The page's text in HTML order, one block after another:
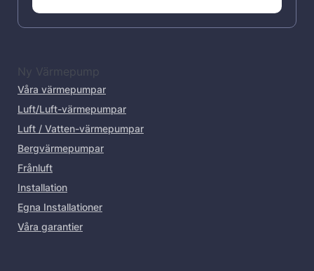
Ny Värmepump
Våra värmepumpar
Luft/Luft-värmepumpar
Luft / Vatten-värmepumpar
Bergvärmepumpar
Frånluft
Installation
Egna Installationer
Våra garantier